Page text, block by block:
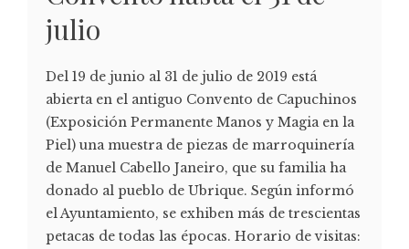
julio
Del 19 de junio al 31 de julio de 2019 está
abierta en el antiguo Convento de Capuchinos
(Exposición Permanente Manos y Magia en la
Piel) una muestra de piezas de marroquinería
de Manuel Cabello Janeiro, que su familia ha
donado al pueblo de Ubrique. Según informó
el Ayuntamiento, se exhiben más de trescientas
petacas de todas las épocas. Horario de visitas: